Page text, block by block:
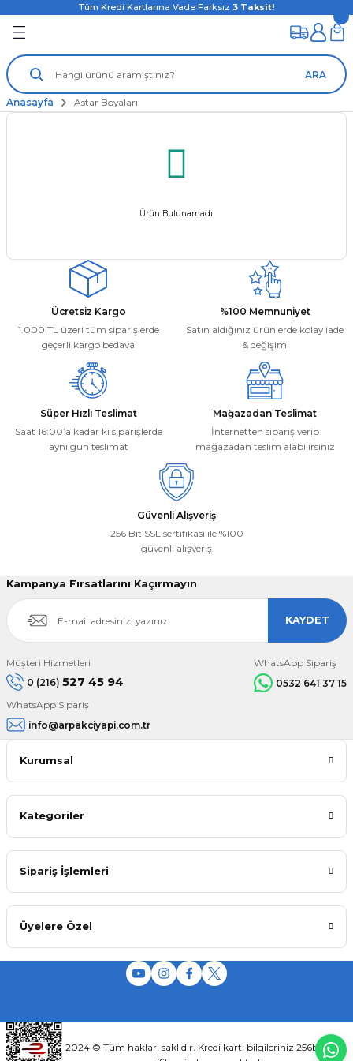
Tüm Kredi Kartlarına Vade Farksız 3 Taksit!
ARA
Anasayfa Astar Boyaları
Ürün Bulunamadı.
Ücretsiz Kargo
1.000 TL üzeri tüm siparişlerde
geçerli kargo bedava
%100 Memnuniyet
Satın aldığınız ürünlerde kolay iade
& değişim
Süper Hızlı Teslimat
Saat 16:00’a kadar ki siparişlerde
aynı gün teslimat
Mağazadan Teslimat
İnternetten sipariş verip
mağazadan teslim alabilirsiniz
Güvenli Alışveriş
256 Bit SSL sertifikası ile %100
güvenli alışveriş
Kampanya Fırsatlarını Kaçırmayın
KAYDET
Müşteri Hizmetleri
0 (216) 527 45 94
WhatsApp Sipariş
0532 641 37 15
WhatsApp Sipariş
info@arpakciyapi.com.tr
Kurumsal
Kategoriler
Sipariş İşlemleri
Üyelere Özel
2024 © Tüm hakları saklıdır. Kredi kartı bilgileriniz 256bit SSL